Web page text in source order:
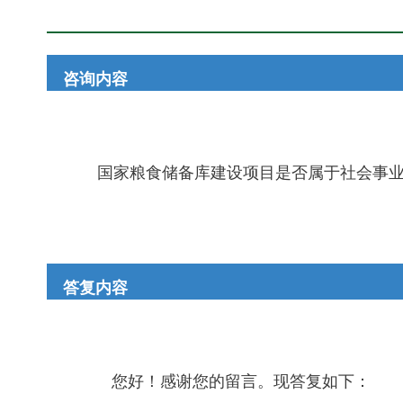
咨询内容
国家粮食储备库建设项目是否属于社会事
答复内容
您好！感谢您的留言。现答复如下：